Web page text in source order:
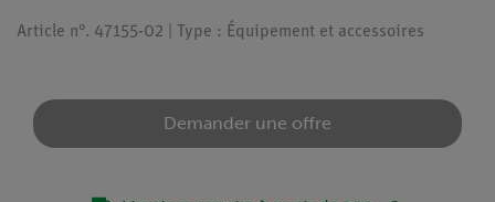
Article n°. 47155-02 | Type : Équipement et accessoires
Demander une offre